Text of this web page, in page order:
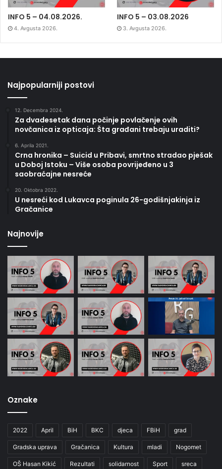
INFO 5 – 04.08.2026.
4. Avgusta 2026.
INFO 5 – 03.08.2026
3. Avgusta 2026.
Najpopularniji postovi
12. Decembra 2024.
Za dvadesetak dana počinje povlačenje ovih
novčanica iz opticaja: Šta građani trebaju uraditi?
6. Aprila 2021.
Crna hronika – Suicid u Pribavi, smrtno stradao pješak
u Doboj Istoku – Više osoba povrijeđeno u 3
saobraćajne nesreće
20. Oktobra 2022.
U nesreći kod Lukavca poginula 26-godišnjakinja iz
Gračanice
Najnovije
Oznake
2022 April BiH BKC djeca FBiH grad
Gradska uprava Gračanica Kultura mladi Nogomet
OŠ Hasan Kikić Rezultati solidarnost Sport sreca